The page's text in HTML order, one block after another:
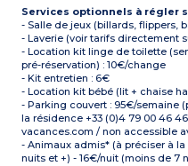
Services optionnels à régler
- Salle de jeux (billards, flippers,
- Laverie (voir tarifs directement
- Location kit linge de toilette
pré-réservation) : 10€/change
- Kit entretien : 6€
- Location kit bébé (lit + chaise
- Parking couvert : 95€/semaine
la résidence +33 (0)4 79 00 46
vacances.com / non accessible
- Animaux admis* (à préciser à
nuits et +) - 16€/nuit (moins de 7